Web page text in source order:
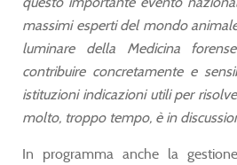
massimi esperti del mondo
luminare della Medicina
contribuire concretamente e
istituzioni indicazioni utili per
molto, troppo tempo, è in
In programma anche la